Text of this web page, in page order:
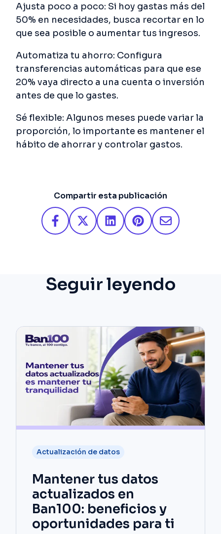
Ajusta poco a poco: Si hoy gastas más del
50% en necesidades, busca recortar en lo
que sea posible o aumentar tus ingresos.
Automatiza tu ahorro: Configura
transferencias automáticas para que ese
20% vaya directo a una cuenta o inversión
antes de que lo gastes.
Sé flexible: Algunos meses puede variar la
proporción, lo importante es mantener el
hábito de ahorrar y controlar gastos.
Compartir esta publicación
Seguir leyendo
Actualización de datos
Mantener tus datos
actualizados en
Ban100: beneficios y
oportunidades para ti